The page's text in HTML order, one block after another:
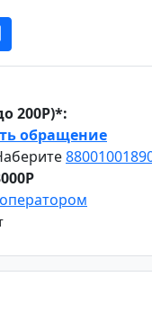
200Р)*:
обращение